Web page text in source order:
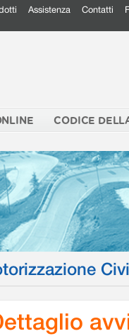
Assistenza Contatti
CODICE